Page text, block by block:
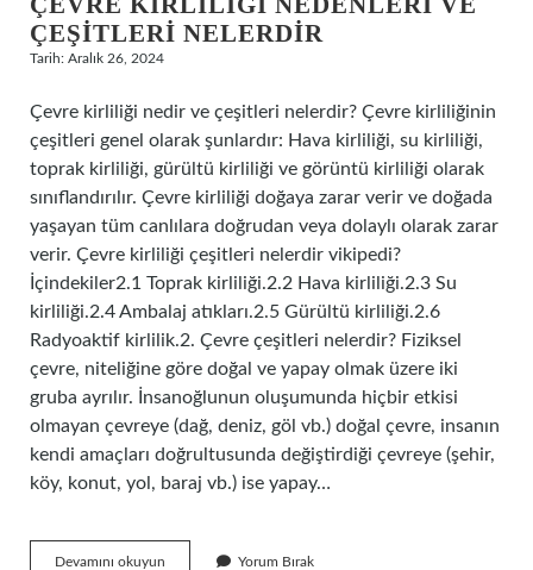
ÇEŞITLERI NELERDIR
Tarih: Aralık 26, 2024
Çevre kirliliği nedir ve çeşitleri nelerdir? Çevre kirliliğinin
çeşitleri genel olarak şunlardır: Hava kirliliği, su kirliliği,
toprak kirliliği, gürültü kirliliği ve görüntü kirliliği olarak
sınıflandırılır. Çevre kirliliği doğaya zarar verir ve doğada
yaşayan tüm canlılara doğrudan veya dolaylı olarak zarar
verir. Çevre kirliliği çeşitleri nelerdir vikipedi?
İçindekiler2.1 Toprak kirliliği.2.2 Hava kirliliği.2.3 Su
kirliliği.2.4 Ambalaj atıkları.2.5 Gürültü kirliliği.2.6
Radyoaktif kirlilik.2. Çevre çeşitleri nelerdir? Fiziksel
çevre, niteliğine göre doğal ve yapay olmak üzere iki
gruba ayrılır. İnsanoğlunun oluşumunda hiçbir etkisi
olmayan çevreye (dağ, deniz, göl vb.) doğal çevre, insanın
kendi amaçları doğrultusunda değiştirdiği çevreye (şehir,
köy, konut, yol, baraj vb.) ise yapay…
Devamını okuyun Yorum Bırak